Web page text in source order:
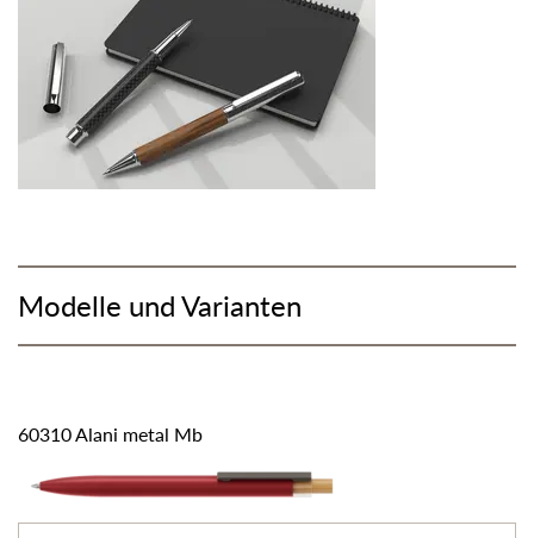
Modelle und Varianten
60310 Alani metal Mb